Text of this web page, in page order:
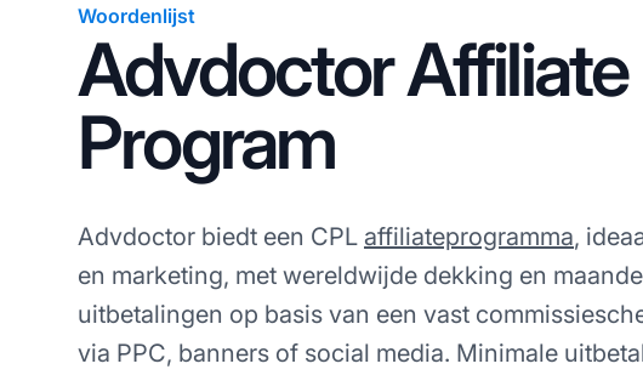
Woordenlijst
Advdoctor Affiliate
Program
Advdoctor biedt een CPL affiliateprogramma,
en marketing, met wereldwijde dekking en
uitbetalingen op basis van een vast
via PPC, banners of social media. Minimale